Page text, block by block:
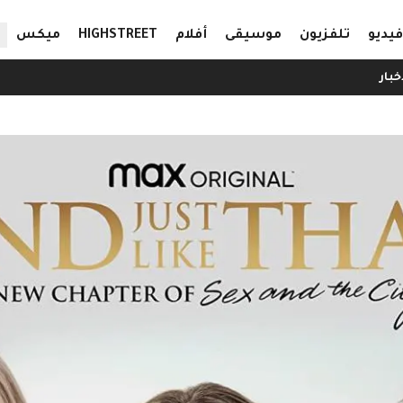
فيديو تلفزيون موسيقى أفلام HIGHSTREET ميكس